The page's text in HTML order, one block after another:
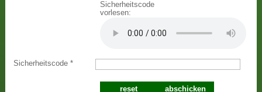
Sicherheitscode
vorlesen:
Sicherheitscode*